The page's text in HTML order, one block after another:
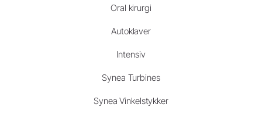
Oral kirurgi
Autoklaver
Intensiv
Synea Turbines
Synea Vinkelstykker